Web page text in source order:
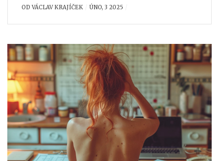
mohou pomoci zlepšit jejich zdraví a vitalitu a
ODVÁCLAV KRAJÍČEK ÚNO, 3 2025